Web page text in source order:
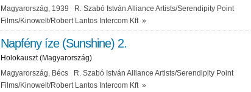
Magyarország, 1939 R. Szabó István Alliance Artists/Serendipity Point
Films/Kinowelt/Robert Lantos Intercom Kft »
Napfény íze (Sunshine) 2.
Holokauszt (Magyarország)
Magyarország, Bécs R. Szabó István Alliance Artists/Serendipity Point
Films/Kinowelt/Robert Lantos Intercom Kft »